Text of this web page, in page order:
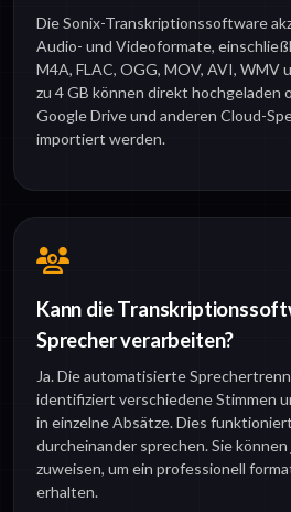
Die Sonix-Transkriptionssoftware
Audio- und Videoformate,
M4A, FLAC, OGG, MOV, AVI, WMV
zu 4 GB können direkt hochgeladen
Google Drive und anderen Cloud-
importiert werden.
Kann die
Sprecher verarbeiten?
Ja. Die automatisierte
identifiziert verschiedene Stimmen
in einzelne Absätze. Dies
durcheinander sprechen. Sie
zuweisen, um ein professionell
erhalten.